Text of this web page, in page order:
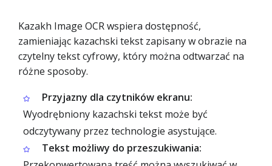
Kazakh Image OCR wspiera dostępność,
zamieniając kazachski tekst zapisany w obrazie na
czytelny tekst cyfrowy, który można odtwarzać na
różne sposoby.
Przyjazny dla czytników ekranu:
Wyodrębniony kazachski tekst może być
odczytywany przez technologie asystujące.
Tekst możliwy do przeszukiwania: